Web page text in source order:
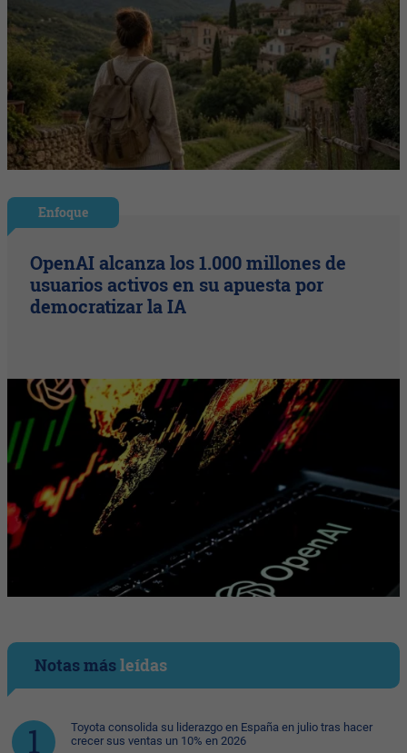
Enfoque
OpenAI alcanza los 1.000 millones de
usuarios activos en su apuesta por
democratizar la IA
Notas másleídas
Toyota consolida su liderazgo en España en julio tras hacer
crecer sus ventas un 10% en 2026